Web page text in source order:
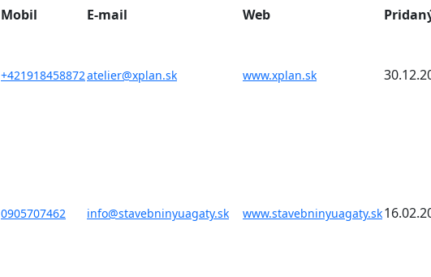
Mobil E-mail Web
+421918458872atelier@xplan.sk www.xplan.sk
0905707462 info@stavebninyuagaty.sk www.stavebninyuagaty.sk